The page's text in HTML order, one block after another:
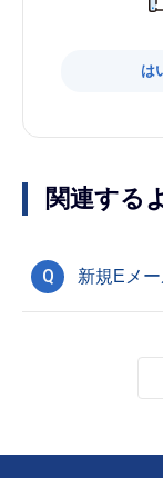
は
関連する
Q 新規Eメ